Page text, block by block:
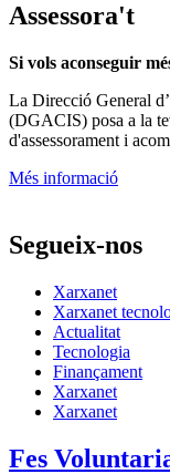
Assessora't
Si vols aconseguir
La Direcció General
(DGACIS) posa a la
d'assessorament i
Més informació
Segueix-nos
Xarxanet
Xarxanet
Actualitat
Tecnologia
Finançament
Xarxanet
Xarxanet
Fes